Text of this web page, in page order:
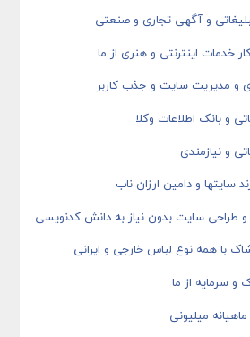
و آگهی تجاری و صنعتی
خدمات اینترنتی و هنری از ما
و مدیریت سایت و جذب کاربر
و بانک اطلاعات وکلا
و نیازمندی
سایتها و دامین ارزان ناب
طراحی سایت بدون نیاز به دانش کدنویسی
با همه نوع لباس خارجی و ایرانی
و سرمایه از ما
میلیونی